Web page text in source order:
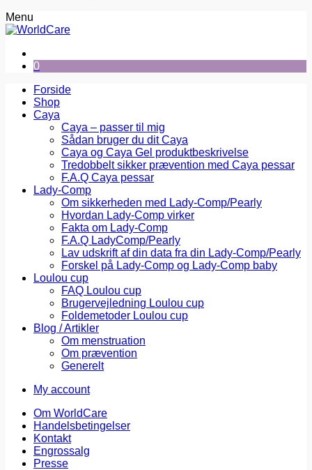
Menu
0
Forside
Shop
Caya
Caya – passer til mig
Sådan bruger du dit Caya
Caya og Caya Gel produktbeskrivelse
Tredobbelt sikker prævention med Caya pessar
F.A.Q Caya pessar
Lady-Comp
Om sikkerheden med Lady-Comp/Pearly
Hvordan Lady-Comp virker
Fakta om Lady-Comp
F.A.Q LadyComp/Pearly
Lav udskrift af din data fra din Lady-Comp/Pearly
Forskel på Lady-Comp og Lady-Comp baby
Loulou cup
FAQ Loulou cup
Brugervejledning Loulou cup
Foldemetoder Loulou cup
Blog / Artikler
Om menstruation
Om prævention
Generelt
My account
Om WorldCare
Handelsbetingelser
Kontakt
Engrossalg
Presse